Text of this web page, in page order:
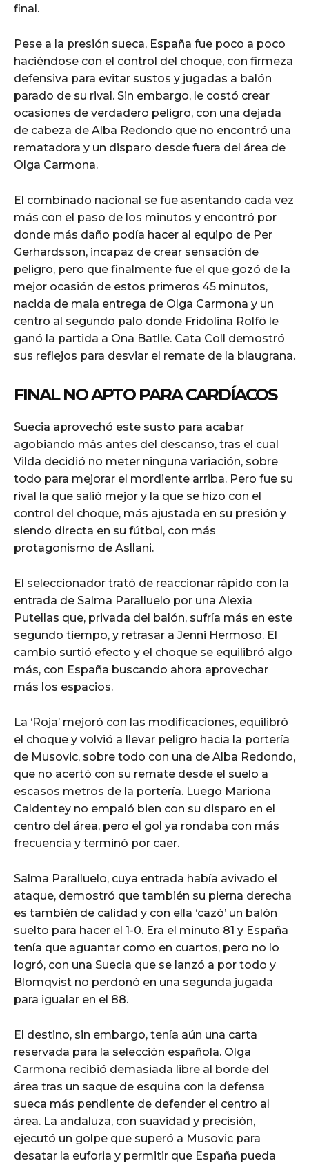
final.
Pese a la presión sueca, España fue poco a poco
haciéndose con el control del choque, con firmeza
defensiva para evitar sustos y jugadas a balón
parado de su rival. Sin embargo, le costó crear
ocasiones de verdadero peligro, con una dejada
de cabeza de Alba Redondo que no encontró una
rematadora y un disparo desde fuera del área de
Olga Carmona.
El combinado nacional se fue asentando cada vez
más con el paso de los minutos y encontró por
donde más daño podía hacer al equipo de Per
Gerhardsson, incapaz de crear sensación de
peligro, pero que finalmente fue el que gozó de la
mejor ocasión de estos primeros 45 minutos,
nacida de mala entrega de Olga Carmona y un
centro al segundo palo donde Fridolina Rolfö le
ganó la partida a Ona Batlle. Cata Coll demostró
sus reflejos para desviar el remate de la blaugrana.
FINAL NO APTO PARA CARDÍACOS
Suecia aprovechó este susto para acabar
agobiando más antes del descanso, tras el cual
Vilda decidió no meter ninguna variación, sobre
todo para mejorar el mordiente arriba. Pero fue su
rival la que salió mejor y la que se hizo con el
control del choque, más ajustada en su presión y
siendo directa en su fútbol, con más
protagonismo de Asllani.
El seleccionador trató de reaccionar rápido con la
entrada de Salma Paralluelo por una Alexia
Putellas que, privada del balón, sufría más en este
segundo tiempo, y retrasar a Jenni Hermoso. El
cambio surtió efecto y el choque se equilibró algo
más, con España buscando ahora aprovechar
más los espacios.
La ‘Roja’ mejoró con las modificaciones, equilibró
el choque y volvió a llevar peligro hacia la portería
de Musovic, sobre todo con una de Alba Redondo,
que no acertó con su remate desde el suelo a
escasos metros de la portería. Luego Mariona
Caldentey no empaló bien con su disparo en el
centro del área, pero el gol ya rondaba con más
frecuencia y terminó por caer.
Salma Paralluelo, cuya entrada había avivado el
ataque, demostró que también su pierna derecha
es también de calidad y con ella ‘cazó’ un balón
suelto para hacer el 1-0. Era el minuto 81 y España
tenía que aguantar como en cuartos, pero no lo
logró, con una Suecia que se lanzó a por todo y
Blomqvist no perdonó en una segunda jugada
para igualar en el 88.
El destino, sin embargo, tenía aún una carta
reservada para la selección española. Olga
Carmona recibió demasiada libre al borde del
área tras un saque de esquina con la defensa
sueca más pendiente de defender el centro al
área. La andaluza, con suavidad y precisión,
ejecutó un golpe que superó a Musovic para
desatar la euforia y permitir que España pueda